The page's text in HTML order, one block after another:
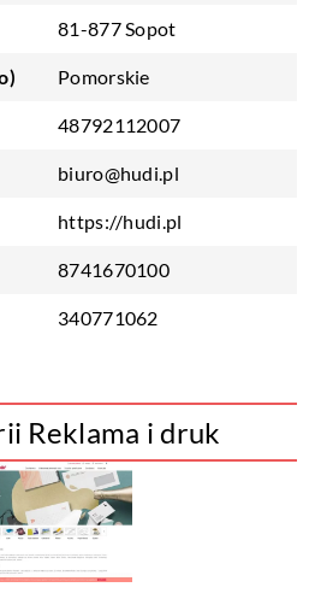
81-877 Sopot
Pomorskie
48792112007
biuro@hudi.pl
https://hudi.pl
8741670100
340771062
Reklama i druk